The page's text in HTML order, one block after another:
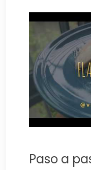
Paso a